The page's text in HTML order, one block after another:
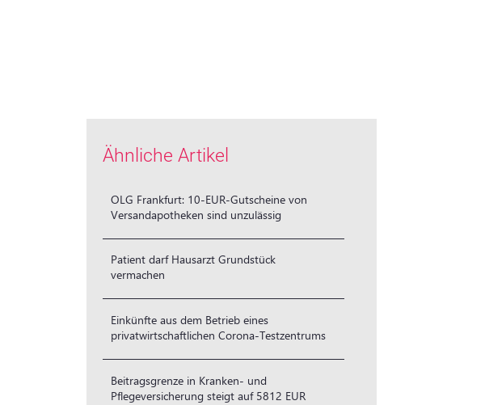
Ähnliche Artikel
OLG Frankfurt: 10-EUR-Gutscheine von
Versandapotheken sind unzulässig
Patient darf Hausarzt Grundstück
vermachen
Einkünfte aus dem Betrieb eines
privatwirtschaftlichen Corona-Testzentrums
Beitragsgrenze in Kranken- und
Pflegeversicherung steigt auf 5812 EUR